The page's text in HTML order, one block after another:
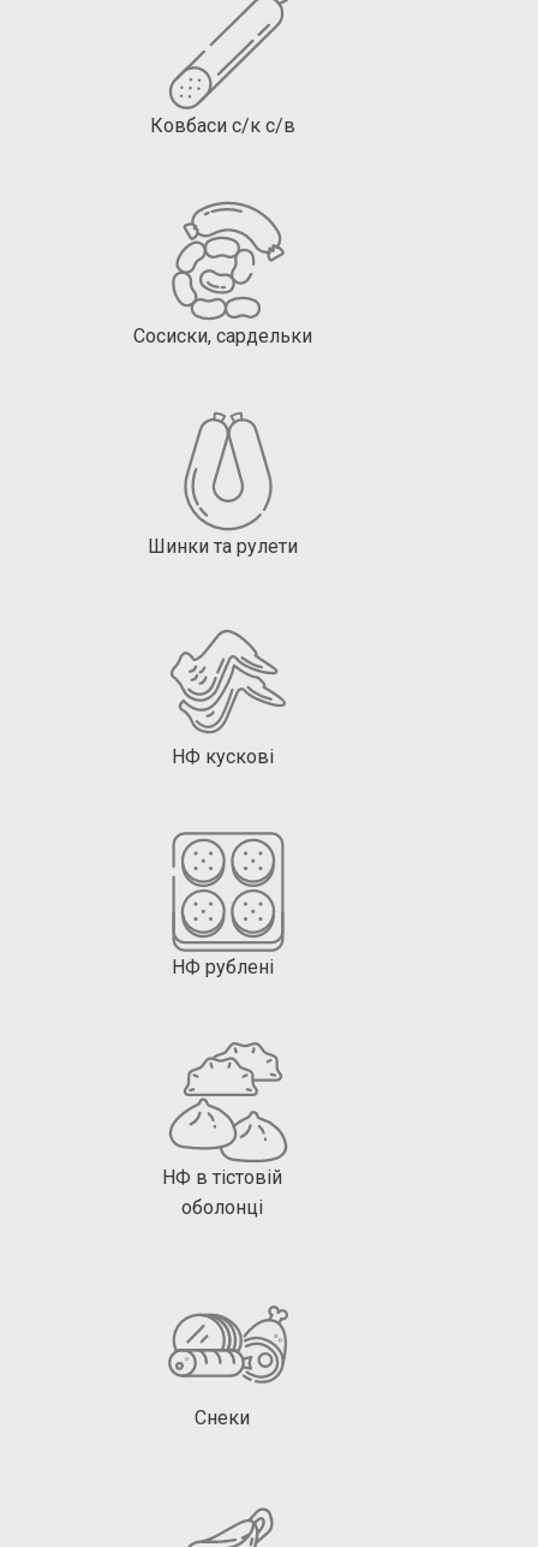
Ковбаси с/к с/в
Сосиски, сардельки
Шинки та рулети
НФ кускові
НФ рублені
НФ в тістовій
оболонці
Снеки